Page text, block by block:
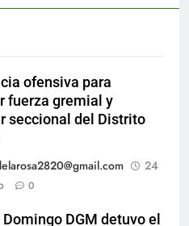
ofensiva para
fuerza gremial y
seccional del Distrito
24
0
Domingo DGM detuvo el